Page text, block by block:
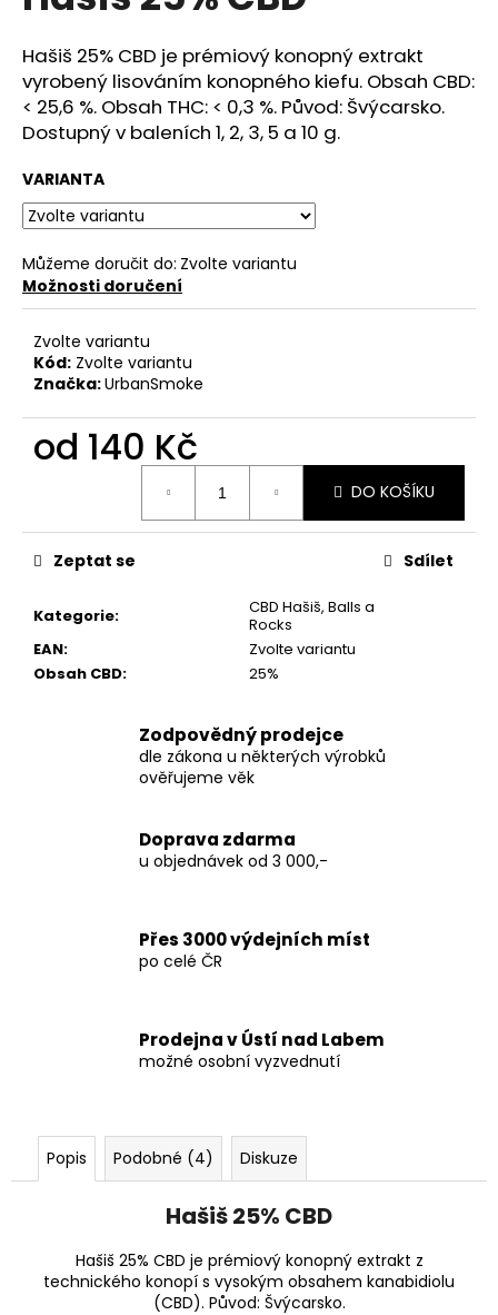
z
5
hvězdiček.
Hašiš 25% CBD je prémiový konopný extrakt
vyrobený lisováním konopného kiefu. Obsah CBD:
< 25,6 %. Obsah THC: < 0,3 %. Původ: Švýcarsko.
Dostupný v baleních 1, 2, 3, 5 a 10 g.
VARIANTA
Můžeme doručit do: Zvolte variantu
Možnosti doručení
Zvolte variantu
Kód: Zvolte variantu
Značka:UrbanSmoke
od 140 Kč
DO KOŠÍKU
Kategorie:
CBD Hašiš, Balls a
Rocks
EAN:
Zvolte variantu
Obsah CBD: 25%
Zeptat se Sdílet
Zodpovědný prodejce
dle zákona u některých výrobků
ověřujeme věk
Doprava zdarma
u objednávek od 3 000,-
Přes 3000 výdejních míst
po celé ČR
Prodejna v Ústí nad Labem
možné osobní vyzvednutí
Popis Podobné (4) Diskuze
Hašiš 25% CBD
Hašiš 25% CBD je prémiový konopný extrakt z
technického konopí s vysokým obsahem kanabidiolu
(CBD). Původ: Švýcarsko.
j
í
t
?
HLEDAT
D
o
o
u
e
e